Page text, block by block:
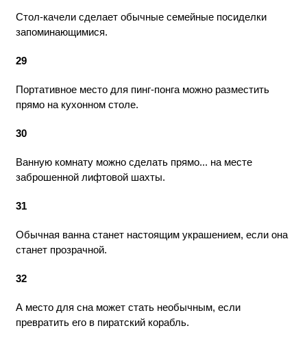
Стол-качели сделает обычные семейные посиделки
запоминающимися.
29
Портативное место для пинг-понга можно разместить
прямо на кухонном столе.
30
Ванную комнату можно сделать прямо... на месте
заброшенной лифтовой шахты.
31
Обычная ванна станет настоящим украшением, если она
станет прозрачной.
32
А место для сна может стать необычным, если
превратить его в пиратский корабль.